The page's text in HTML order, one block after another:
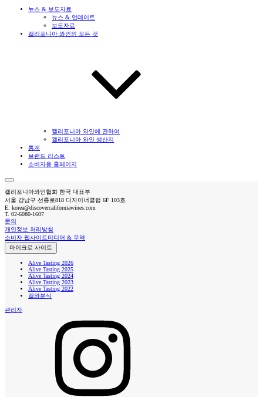
뉴스 & 보도자료
뉴스 & 업데이트
보도자료
캘리포니아 와인의 모든 것
캘리포니아 와인에 관하여
캘리포니아 와인 생산지
통계
브랜드 리스트
소비자용 홈페이지
캘리포니아와인협회 한국 대표부
서울 강남구 선릉로818 디자이너클럽 6F 103호
E. korea@discovercaliforniawines.com
T. 02-6080-1607
문의
개인정보 처리방침
소비자 웹사이트미디어 & 무역
마이크로 사이트
Alive Tasting 2026
Alive Tasting 2025
Alive Tasting 2024
Alive Tasting 2023
Alive Tasting 2022
캘와분식
관리자